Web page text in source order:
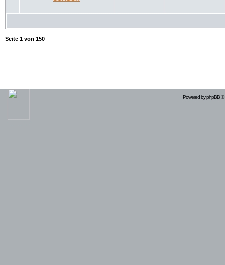
Seite 1 von 150
Powered byphpBB©